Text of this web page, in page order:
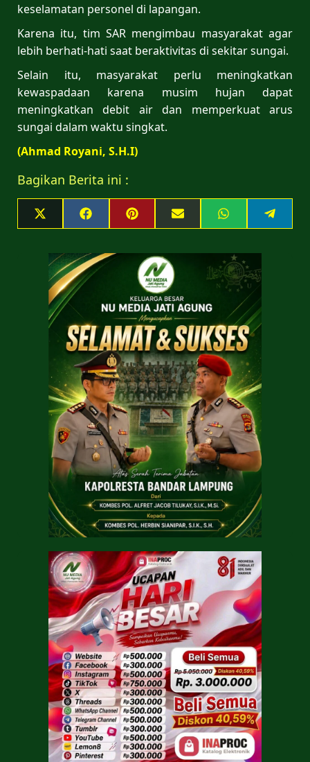
keselamatan personel di lapangan.
Karena itu, tim SAR mengimbau masyarakat agar
lebih berhati-hati saat beraktivitas di sekitar sungai.
Selain itu, masyarakat perlu meningkatkan
kewaspadaan karena musim hujan dapat
meningkatkan debit air dan memperkuat arus
sungai dalam waktu singkat.
(Ahmad Royani, S.H.I)
Bagikan Berita ini :